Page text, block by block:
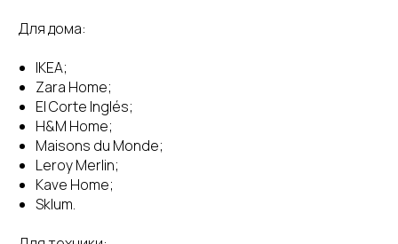
Для дома:
IKEA;
Zara Home;
El Corte Inglés;
H&M Home;
Maisons du Monde;
Leroy Merlin;
Kave Home;
Sklum.